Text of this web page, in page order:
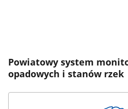
Powiatowy system
opadowych i stanów rzek